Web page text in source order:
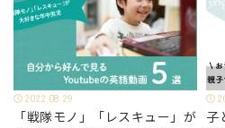
2022.08.29
「戦隊モノ」「レスキュー」が
子